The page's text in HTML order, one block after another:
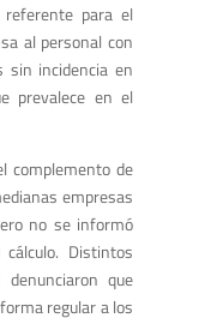
para el
al personal con
sin incidencia en
prevalece en el
complemento de
empresas
no se informó
Distintos
que
regular a los